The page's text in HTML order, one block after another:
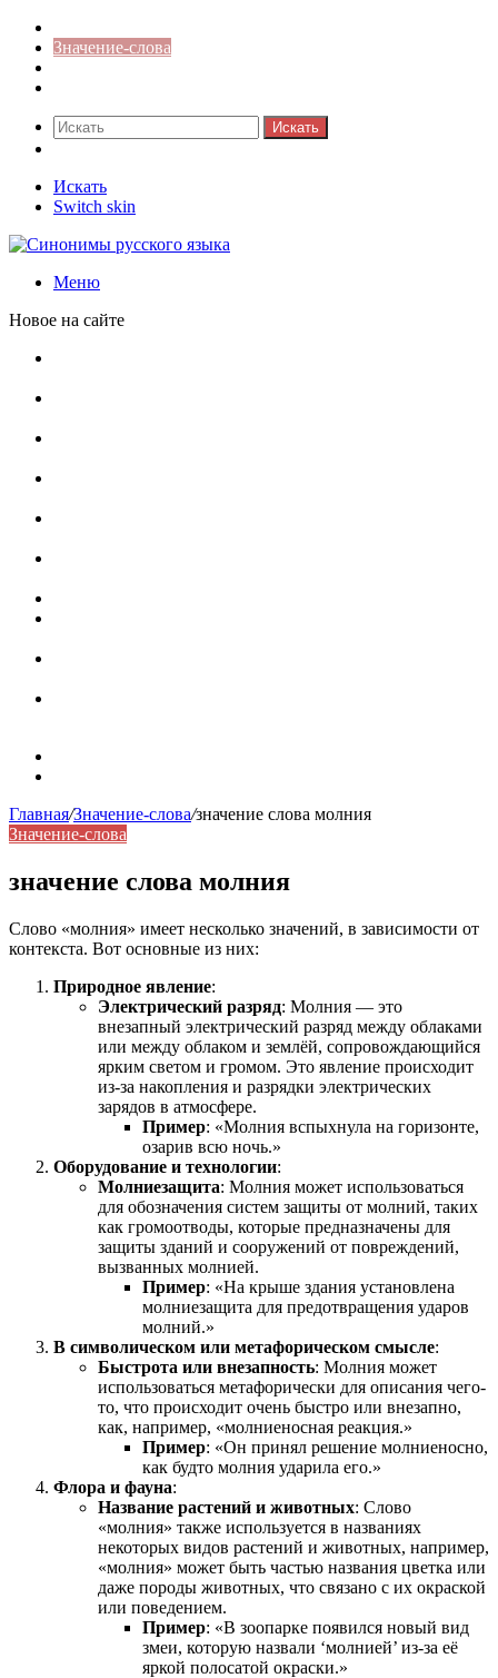
Значение-слова
Искать
Искать
Switch skin
Меню
Новое на сайте
Главная/Значение-слова/значение слова молния
Значение-слова
значение слова молния
Слово «молния» имеет несколько значений, в зависимости от
контекста. Вот основные из них:
Природное явление:
Электрический разряд: Молния — это
внезапный электрический разряд между облаками
или между облаком и землёй, сопровождающийся
ярким светом и громом. Это явление происходит
из-за накопления и разрядки электрических
зарядов в атмосфере.
Пример: «Молния вспыхнула на горизонте,
озарив всю ночь.»
Оборудование и технологии:
Молниезащита: Молния может использоваться
для обозначения систем защиты от молний, таких
как громоотводы, которые предназначены для
защиты зданий и сооружений от повреждений,
вызванных молнией.
Пример: «На крыше здания установлена
молниезащита для предотвращения ударов
молний.»
В символическом или метафорическом смысле:
Быстрота или внезапность: Молния может
использоваться метафорически для описания чего-
то, что происходит очень быстро или внезапно,
как, например, «молниеносная реакция.»
Пример: «Он принял решение молниеносно,
как будто молния ударила его.»
Флора и фауна:
Название растений и животных: Слово
«молния» также используется в названиях
некоторых видов растений и животных, например,
«молния» может быть частью названия цветка или
даже породы животных, что связано с их окраской
или поведением.
Пример: «В зоопарке появился новый вид
змеи, которую назвали ‘молнией’ из-за её
яркой полосатой окраски.»